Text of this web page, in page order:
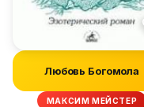
Любовь Богомола
МАКСИМ МЕЙСТЕР